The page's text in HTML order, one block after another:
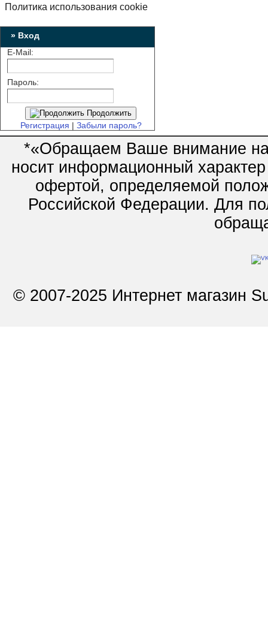
Политика использования cookie
» Вход
E-Mail:
Пароль:
Продолжить
Регистрация | Забыли пароль?
*«Обращаем Ваше внимание на
носит информационный
офертой, определяемой
Российской Федерации. Для
© 2007-2025 Интернет магазин